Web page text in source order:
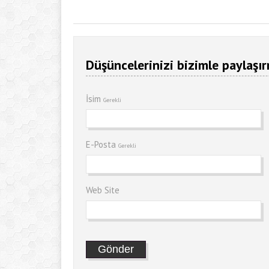
Düşüncelerinizi bizimle
İsim Gerekli
E-Posta Gerekli
Web Site